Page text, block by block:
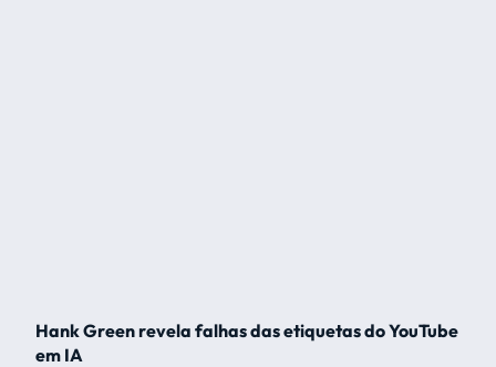
Hank Green revela falhas das etiquetas do YouTube
em IA